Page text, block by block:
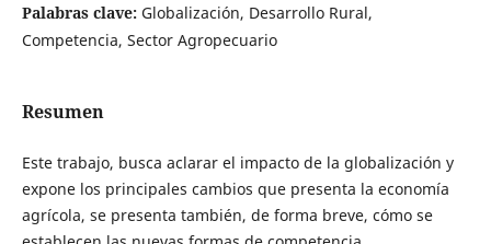
Palabras clave: Globalización, Desarrollo Rural,
Competencia, Sector Agropecuario
Resumen
Este trabajo, busca aclarar el impacto de la globalización y
expone los principales cambios que presenta la economía
agrícola, se presenta también, de forma breve, cómo se